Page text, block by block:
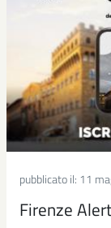
pubblicato il: 11
Firenze Alert